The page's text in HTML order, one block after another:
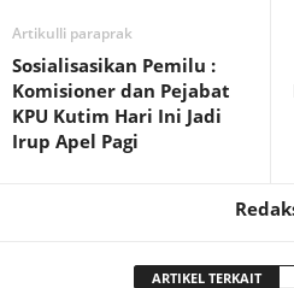
Artikulli paraprak
Sosialisasikan Pemilu :
Komisioner dan Pejabat
KPU Kutim Hari Ini Jadi
Irup Apel Pagi
ARTIKEL TERKAIT